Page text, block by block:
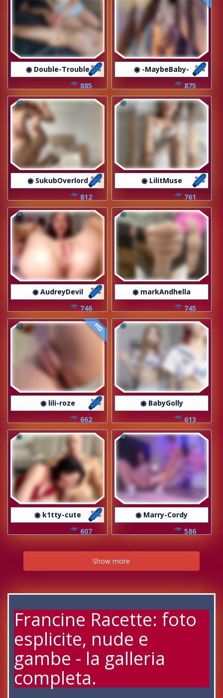
◉ Double-Trouble
885
◉ -MaybeBaby-
875
◉ SukubOverlord
812
◉ LilitMuse
761
◉ AudreyDevil
746
◉ markAndhella
745
HD
◉ lili-roze
662
◉ BabyGolly
613
◉ k1tty-cute
607
◉ Marry-Cordy
586
Show more
Francine Racette: foto
esplicite, nude e
gambe - la galleria
completa.